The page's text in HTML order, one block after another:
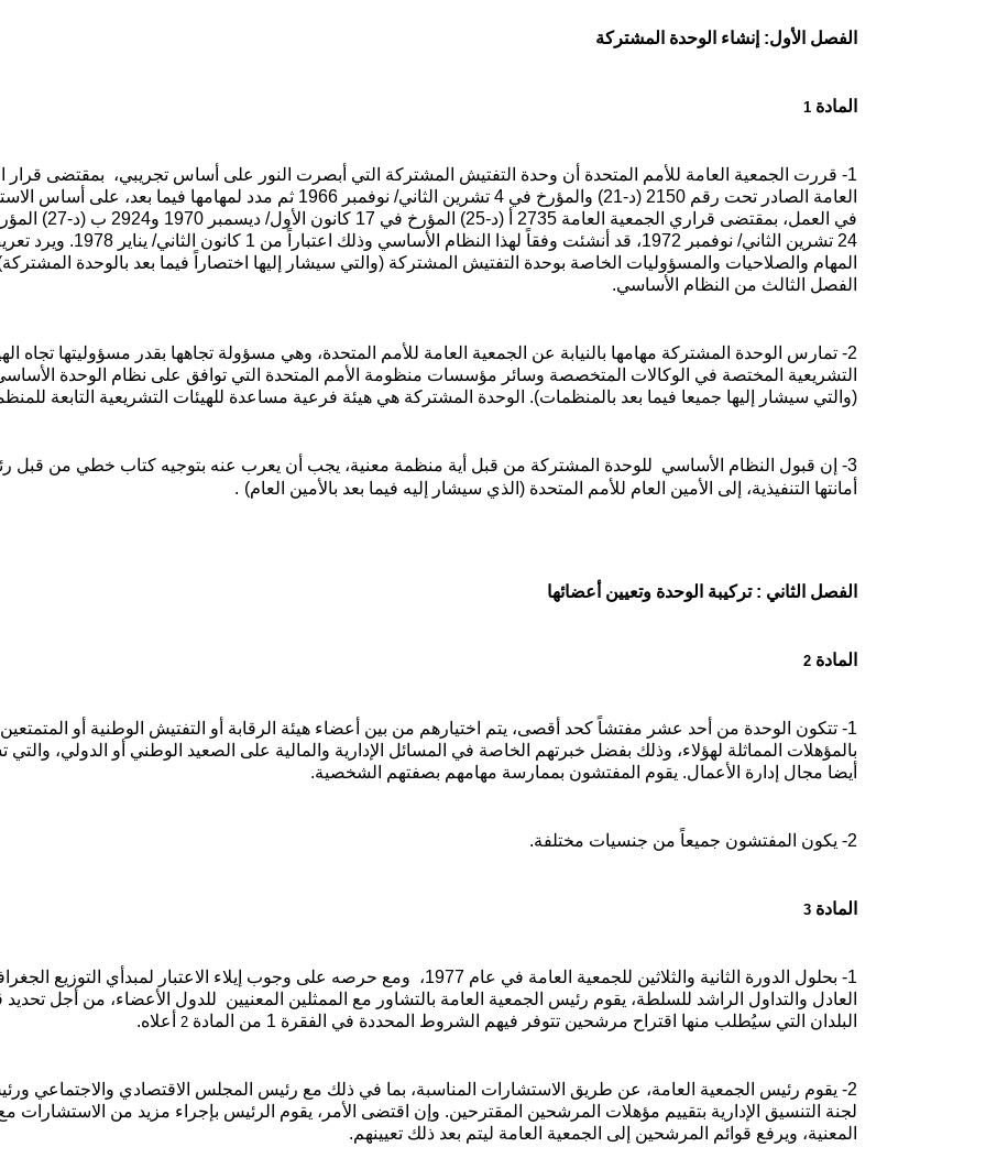
الفصل الأول: إنشاء الوحدة المشتركة
المادة 1
1- قررت الجمعية العامة للأمم المتحدة أن وحدة التفتيش المشتركة التي أبصرت النور
على أساس تجريبي، بمقتضى قرار
العامة الصادر تحت رقم 2150 (د-21) والمؤرخ في 4 تشرين الثاني/ نوفمبر 1966 ثم مدد لمهامها فيما بعد، على
في العمل، بمقتضى قراري الجمعية العامة 2735 أ (د-25)
24 تشرين الثاني/ نوفمبر 1972، قد
أنشئت وفقاً لهذا النظام الأساسي وذلك اعتباراً من 1 كانون الثاني/
المهام والصلاحيات والمسؤوليات الخاصة بوحدة التفتيش المشتركة (والتي سيشار
إليها اختصاراً فيما بعد بالوحدة
الفصل الثالث من النظام الأساسي.
2- تمارس الوحدة المشتركة مهامها بالنيابة عن الجمعية العامة للأمم المتحدة، وهي مسؤولة تجاهها بقدر مسؤوليتها تجاه
التشريعية المختصة في الوكالات المتخصصة وسائر مؤسسات منظومة الأمم المتحدة التي توافق على نظام الوحدة
(والتي سيشار إليها جميعا فيما بعد بالمنظمات). الوحدة المشتركة هي هيئة فرعية مساعدة للهيئات التشريعية التابعة
3- إن قبول النظام الأساسي للوحدة المشتركة من قبل أية منظمة معنية، يجب أن يعرب عنه بتوجيه كتاب خطي من قبل
أمانتها التنفيذية، إلى الأمين العام للأمم المتحدة (الذي سيشار إليه فيما بعد بالأمين العام) .
الفصل الثاني : تركيبة الوحدة وتعيين أعضائها
المادة 2
1- تتكون الوحدة من أحد عشر مفتشاً كحد أقصى، يتم اختيارهم من بين أعضاء هيئة الرقابة أو التفتيش الوطنية أو المتمتعين
بالمؤهلات المماثلة لهؤلاء، وذلك بفضل خبرتهم الخاصة في المسائل الإدارية والمالية على الصعيد الوطني أو الدولي،
أيضا مجال إدارة الأعمال. يقوم المفتشون بممارسة مهامهم بصفتهم الشخصية.
2- يكون المفتشون جميعاً من جنسيات مختلفة.
المادة 3
1- بحلول الدورة الثانية والثلاثين للجمعية العامة في عام 1977، ومع حرصه على وجوب إيلاء الاعتبار لمبدأي التوزيع
العادل والتداول الراشد للسلطة، يقوم رئيس الجمعية العامة بالتشاور مع الممثلين المعنيين للدول الأعضاء، من أجل تحديد
البلدان التي سيُطلب منها اقتراح مرشحين تتوفر فيهم الشروط المحددة في الفقرة 1 من المادة
2 أعلاه.
2- يقوم رئيس الجمعية العامة، عن طريق الاستشارات المناسبة، بما في ذلك مع رئيس المجلس الاقتصادي والاجتماعي
لجنة التنسيق الإدارية بتقييم مؤهلات المرشحين المقترحين. وإن اقتضى الأمر، يقوم الرئيس بإجراء مزيد من الاستشارات
المعنية، ويرفع قوائم المرشحين إلى الجمعية العامة ليتم بعد ذلك تعيينهم.